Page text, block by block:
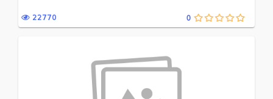
22770 0